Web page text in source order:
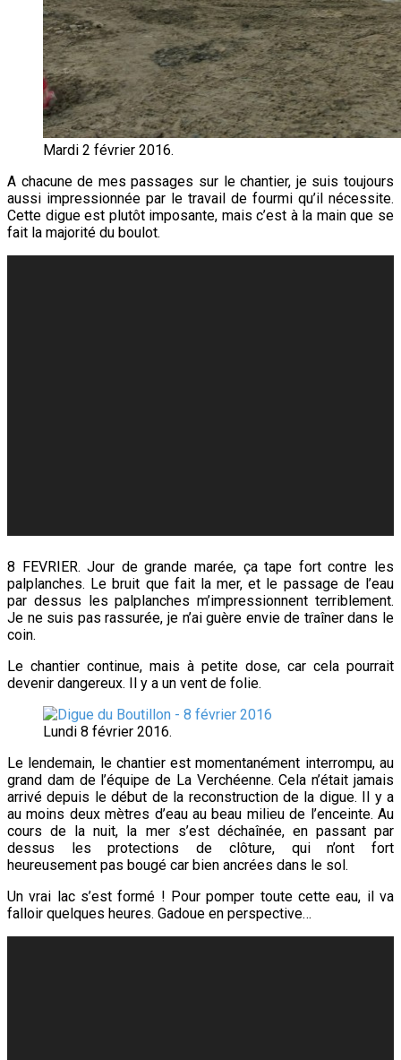
Mardi 2 février 2016.
A chacune de mes passages sur le chantier, je suis toujours
aussi impressionnée par le travail de fourmi qu’il nécessite.
Cette digue est plutôt imposante, mais c’est à la main que se
fait la majorité du boulot.
8 FEVRIER. Jour de grande marée, ça tape fort contre les
palplanches. Le bruit que fait la mer, et le passage de l’eau
par dessus les palplanches m’impressionnent terriblement.
Je ne suis pas rassurée, je n’ai guère envie de traîner dans le
coin.
Le chantier continue, mais à petite dose, car cela pourrait
devenir dangereux. Il y a un vent de folie.
Lundi 8 février 2016.
Le lendemain, le chantier est momentanément interrompu, au
grand dam de l’équipe de La Verchéenne. Cela n’était jamais
arrivé depuis le début de la reconstruction de la digue. Il y a
au moins deux mètres d’eau au beau milieu de l’enceinte. Au
cours de la nuit, la mer s’est déchaînée, en passant par
dessus les protections de clôture, qui n’ont fort
heureusement pas bougé car bien ancrées dans le sol.
Un vrai lac s’est formé ! Pour pomper toute cette eau, il va
falloir quelques heures. Gadoue en perspective…